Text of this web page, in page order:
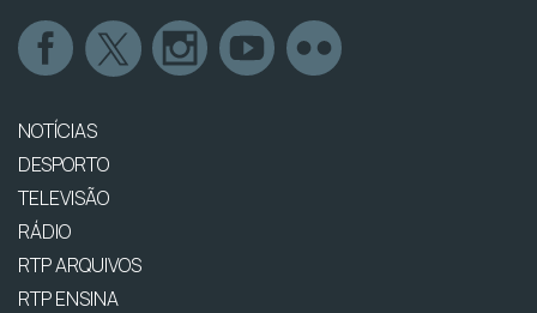
NOTÍCIAS
DESPORTO
TELEVISÃO
RÁDIO
RTP ARQUIVOS
RTP ENSINA